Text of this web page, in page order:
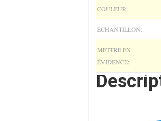
COULEUR:
ÉCHANTILLON:
METTRE EN
ÉVIDENCE: